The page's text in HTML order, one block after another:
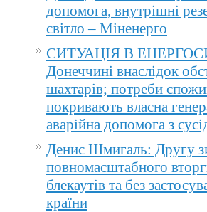
допомога, внутрішні
світло – Міненерго
СИТУАЦІЯ В
Донеччині внаслідок
шахтарів; потреби
покривають власна
аварійна допомога з
Денис Шмигаль: Другу
повномасштабного
блекаутів та без
країни